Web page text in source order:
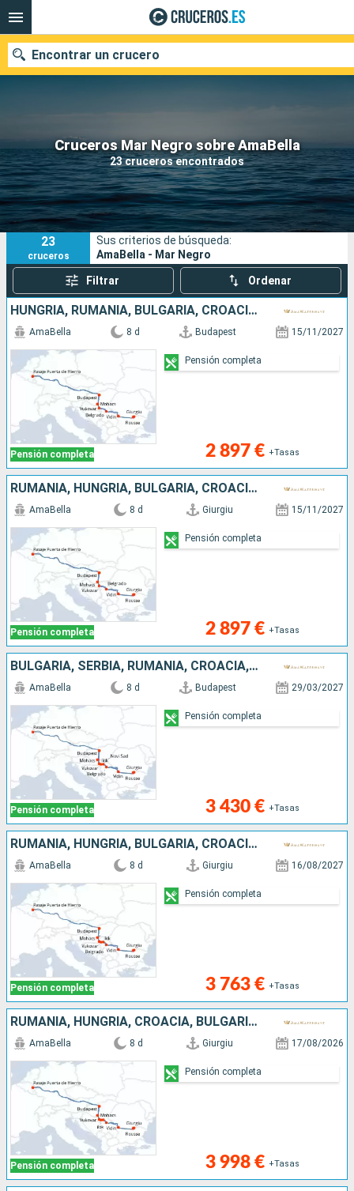
Cruceros Mar Negro sobre AmaBella
23 cruceros encontrados
Encontrar un crucero
Nuestros destinos
Fecha de salida
Puertos Compañías
Buscar
23
cruceros
Sus criterios de búsqueda:
AmaBella - Mar Negro
Filtrar Ordenar
HUNGRÍA, RUMANIA, BULGARIA, CROACIA, SERBIA
Pensión completa
AmaBella 8 d Budapest 15/11/2027
2 897 € +Tasas
Pensión completa
RUMANIA, HUNGRÍA, BULGARIA, CROACIA, SERBIA
Pensión completa
AmaBella 8 d Giurgiu 15/11/2027
2 897 € +Tasas
Pensión completa
BULGARIA, SERBIA, RUMANIA, CROACIA, HUNGRÍA
Pensión completa
AmaBella 8 d Budapest 29/03/2027
3 430 € +Tasas
Pensión completa
RUMANIA, HUNGRÍA, BULGARIA, CROACIA, SERBIA
Pensión completa
AmaBella 8 d Giurgiu 16/08/2027
3 763 € +Tasas
Pensión completa
RUMANIA, HUNGRÍA, CROACIA, BULGARIA, SERBIA
Pensión completa
AmaBella 8 d Giurgiu 17/08/2026
3 998 € +Tasas
Pensión completa